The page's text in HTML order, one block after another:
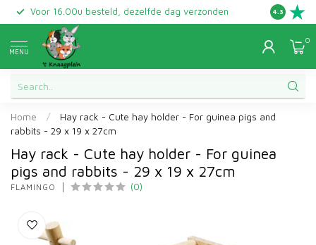
Voor 16.00u besteld, dezelfde dag verzonden Gratis
4.3
MENU
0
Home /
Hay rack - Cute hay holder - For guinea pigs and
rabbits - 29 x 19 x 27cm
Hay rack - Cute hay holder - For guinea
pigs and rabbits - 29 x 19 x 27cm
FLAMINGO (0)